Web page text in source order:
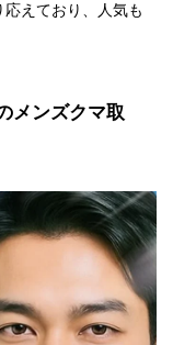
えており、人気も
メンズクマ取